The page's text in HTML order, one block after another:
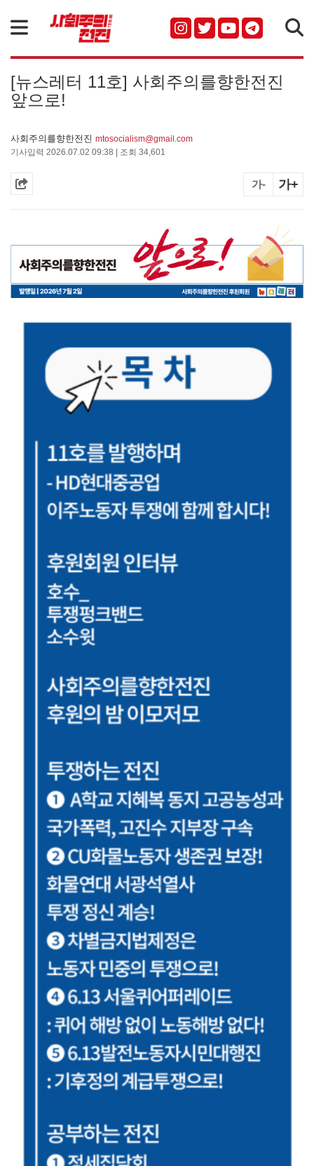
[뉴스레터 11호] 사회주의를향한전진
앞으로!
사회주의를향한전진 mtosocialism@gmail.com
기사입력 2026.07.02 09:38 | 조회 34,601
가- 가+